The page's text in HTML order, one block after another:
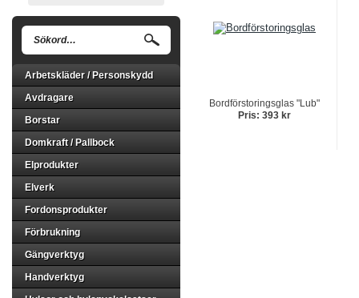
Arbetskläder / Personskydd
Avdragare
Borstar
Domkraft / Pallbock
Elprodukter
Elverk
Fordonsprodukter
Förbrukning
Gängverktyg
Handverktyg
Bordförstoringsglas "Lub"
Pris: 393 kr